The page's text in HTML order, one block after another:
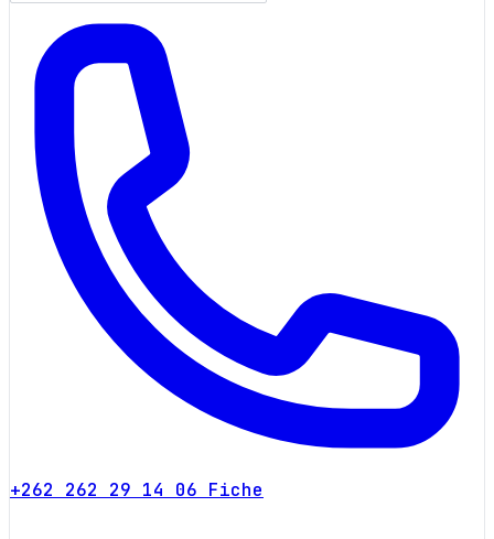
+262 262 29 14 06 Fiche